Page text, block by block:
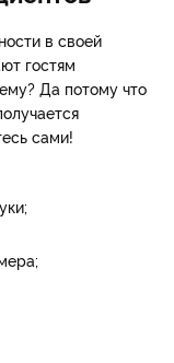
в своей
гостям
Да потому что
сами!